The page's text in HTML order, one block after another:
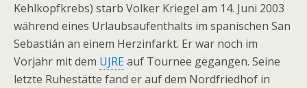
Kehlkopfkrebs) starb Volker Kriegel am 14. Juni 2003
während eines Urlaubsaufenthalts im spanischen San
Sebastián an einem Herzinfarkt. Er war noch im
Vorjahr mit dem UJREauf Tournee gegangen. Seine
letzte Ruhestätte fand er auf dem Nordfriedhof in